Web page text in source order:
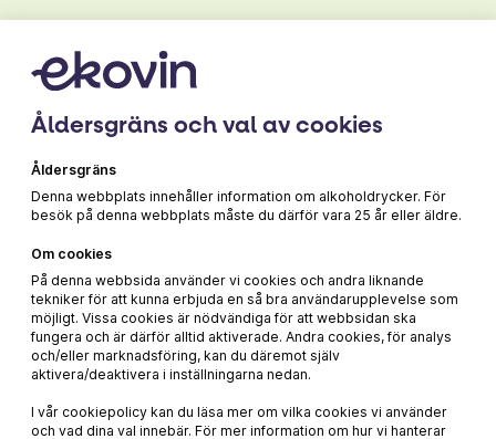
Åldersgräns och val av cookies
Åldersgräns
Denna webbplats innehåller information om alkoholdrycker. För
besök på denna webbplats måste du därför vara 25 år eller äldre.
Om cookies
På denna webbsida använder vi cookies och andra liknande
tekniker för att kunna erbjuda en så bra användarupplevelse som
möjligt. Vissa cookies är nödvändiga för att webbsidan ska
fungera och är därför alltid aktiverade. Andra cookies, för analys
och/eller marknadsföring, kan du däremot själv
aktivera/deaktivera i inställningarna nedan.
I vår cookiepolicy kan du läsa mer om vilka cookies vi använder
och vad dina val innebär. För mer information om hur vi hanterar